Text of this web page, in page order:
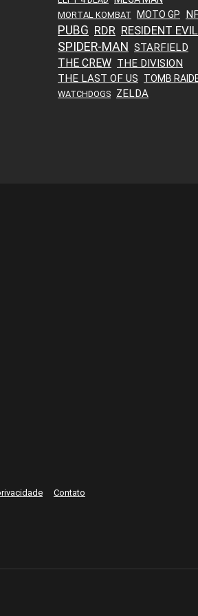
MORTAL KOMBAT MOTO GP
PUBG RDR RESIDENT EVIL
SPIDER-MAN STARFIELD
THE CREW THE DIVISION
THE LAST OF US
TOMB
WATCHDOGS ZELDA
Contato